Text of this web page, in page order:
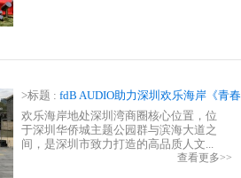
>标题 : fdB AUDIO助力深圳欢乐海岸《青春
不打烊》大型音乐会
欢乐海岸地处深圳湾商圈核心位置，位
于深圳华侨城主题公园群与滨海大道之
间，是深圳市致力打造的高品质人文...
查看更多>>